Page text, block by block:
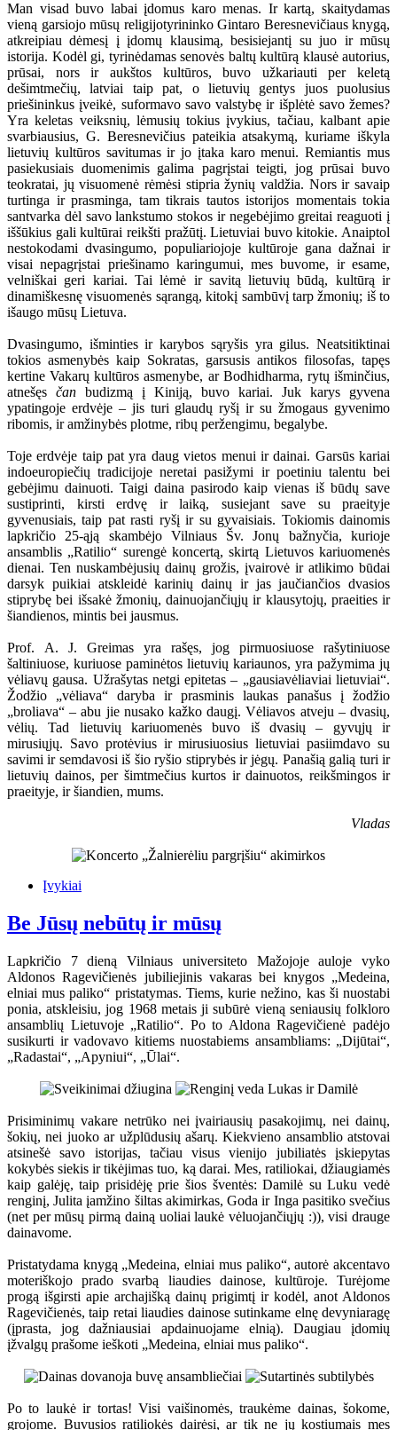
Man visad buvo labai įdomus karo menas. Ir kartą, skaitydamas
vieną garsiojo mūsų religijotyrininko Gintaro Beresnevičiaus knygą,
atkreipiau dėmesį į įdomų klausimą, besisiejantį su juo ir mūsų
istorija. Kodėl gi, tyrinėdamas senovės baltų kultūrą klausė autorius,
prūsai, nors ir aukštos kultūros, buvo užkariauti per keletą
dešimtmečių, latviai taip pat, o lietuvių gentys juos puolusius
priešininkus įveikė, suformavo savo valstybę ir išplėtė savo žemes?
Yra keletas veiksnių, lėmusių tokius įvykius, tačiau, kalbant apie
svarbiausius, G. Beresnevičius pateikia atsakymą, kuriame iškyla
lietuvių kultūros savitumas ir jo įtaka karo menui. Remiantis mus
pasiekusiais duomenimis galima pagrįstai teigti, jog prūsai buvo
teokratai, jų visuomenė rėmėsi stipria žynių valdžia. Nors ir savaip
turtinga ir prasminga, tam tikrais tautos istorijos momentais tokia
santvarka dėl savo lankstumo stokos ir negebėjimo greitai reaguoti į
iššūkius gali kultūrai reikšti pražūtį. Lietuviai buvo kitokie. Anaiptol
nestokodami dvasingumo, populiariojoje kultūroje gana dažnai ir
visai nepagrįstai priešinamo karingumui, mes buvome, ir esame,
velniškai geri kariai. Tai lėmė ir savitą lietuvių būdą, kultūrą ir
dinamiškesnę visuomenės sąrangą, kitokį sambūvį tarp žmonių; iš to
išaugo mūsų Lietuva.
Dvasingumo, išminties ir karybos sąryšis yra gilus. Neatsitiktinai
tokios asmenybės kaip Sokratas, garsusis antikos filosofas, tapęs
kertine Vakarų kultūros asmenybe, ar Bodhidharma, rytų išminčius,
atnešęs čan budizmą į Kiniją, buvo kariai. Juk karys gyvena
ypatingoje erdvėje – jis turi glaudų ryšį ir su žmogaus gyvenimo
ribomis, ir amžinybės plotme, ribų peržengimu, begalybe.
Toje erdvėje taip pat yra daug vietos menui ir dainai. Garsūs kariai
indoeuropiečių tradicijoje neretai pasižymi ir poetiniu talentu bei
gebėjimu dainuoti. Taigi daina pasirodo kaip vienas iš būdų save
sustiprinti, kirsti erdvę ir laiką, susiejant save su praeityje
gyvenusiais, taip pat rasti ryšį ir su gyvaisiais. Tokiomis dainomis
lapkričio 25-ąją skambėjo Vilniaus Šv. Jonų bažnyčia, kurioje
ansamblis „Ratilio“ surengė koncertą, skirtą Lietuvos kariuomenės
dienai. Ten nuskambėjusių dainų grožis, įvairovė ir atlikimo būdai
darsyk puikiai atskleidė karinių dainų ir jas jaučiančios dvasios
stiprybę bei išsakė žmonių, dainuojančiųjų ir klausytojų, praeities ir
šiandienos, mintis bei jausmus.
Prof. A. J. Greimas yra rašęs, jog pirmuosiuose rašytiniuose
šaltiniuose, kuriuose paminėtos lietuvių kariaunos, yra pažymima jų
vėliavų gausa. Užrašytas netgi epitetas – „gausiavėliaviai lietuviai“.
Žodžio „vėliava“ daryba ir prasminis laukas panašus į žodžio
„broliava“ – abu jie nusako kažko daugį. Vėliavos atveju – dvasių,
vėlių. Tad lietuvių kariuomenės buvo iš dvasių – gyvųjų ir
mirusiųjų. Savo protėvius ir mirusiuosius lietuviai pasiimdavo su
savimi ir semdavosi iš šio ryšio stiprybės ir jėgų. Panašią galią turi ir
lietuvių dainos, per šimtmečius kurtos ir dainuotos, reikšmingos ir
praeityje, ir šiandien, mums.
Vladas
Įvykiai
Be Jūsų nebūtų ir mūsų
Lapkričio 7 dieną Vilniaus universiteto Mažojoje auloje vyko
Aldonos Ragevičienės jubiliejinis vakaras bei knygos „Medeina,
elniai mus paliko“ pristatymas. Tiems, kurie nežino, kas ši nuostabi
ponia, atskleisiu, jog 1968 metais ji subūrė vieną seniausių folkloro
ansamblių Lietuvoje „Ratilio“. Po to Aldona Ragevičienė padėjo
susikurti ir vadovavo kitiems nuostabiems ansambliams: „Dijūtai“,
„Radastai“, „Apyniui“, „Ūlai“.
Prisiminimų vakare netrūko nei įvairiausių pasakojimų, nei dainų,
šokių, nei juoko ar užplūdusių ašarų. Kiekvieno ansamblio atstovai
atsinešė savo istorijas, tačiau visus vienijo jubiliatės įskiepytas
kokybės siekis ir tikėjimas tuo, ką darai. Mes, ratiliokai, džiaugiamės
kaip galėję, taip prisidėję prie šios šventės: Damilė su Luku vedė
renginį, Julita įamžino šiltas akimirkas, Goda ir Inga pasitiko svečius
(net per mūsų pirmą dainą uoliai laukė vėluojančiųjų :)), visi drauge
dainavome.
Pristatydama knygą „Medeina, elniai mus paliko“, autorė akcentavo
moteriškojo prado svarbą liaudies dainose, kultūroje. Turėjome
progą išgirsti apie archajišką dainų prigimtį ir kodėl, anot Aldonos
Ragevičienės, taip retai liaudies dainose sutinkame elnę devyniaragę
(įprasta, jog dažniausiai apdainuojame elnią). Daugiau įdomių
įžvalgų prašome ieškoti „Medeina, elniai mus paliko“.
Po to laukė ir tortas! Visi vaišinomės, traukėme dainas, šokome,
grojome. Buvusios ratiliokės dairėsi, ar tik ne jų kostiumais mes